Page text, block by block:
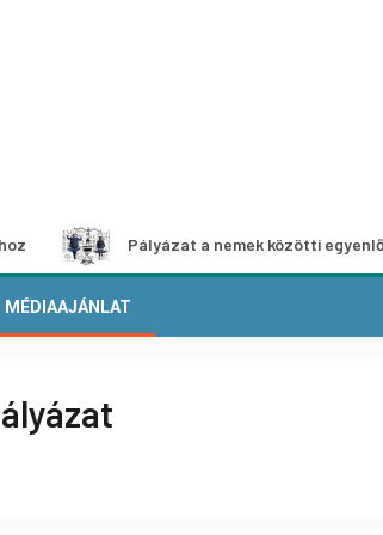
Pályázat a nemek közötti egyenlőség
MÉDIAAJÁNLAT